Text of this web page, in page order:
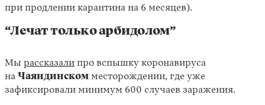
при продлении карантина на 6 месяцев).
“Лечат только арбидолом”
Мы рассказали про вспышку коронавируса
на Чаяндинском месторождении, где уже
зафиксировали минимум 600 случаев заражения.